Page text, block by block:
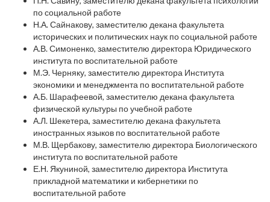
по социальной работе
Н.А. Сайнакову, заместителю декана факультета
исторических и политических наук по социальной работе
А.В. Симоненко, заместителю директора Юридического
института по воспитательной работе
М.Э. Черняку, заместителю директора Института
экономики и менеджмента по воспитательной работе
А.Б. Шарафеевой, заместителю декана факультета
физической культуры по учебной работе
А.Л. Шекетера, заместителю декана факультета
иностранных языков по воспитательной работе
М.В. Щербакову, заместителю директора Биологического
института по воспитательной работе
Е.Н. Якуниной, заместителю директора Института
прикладной математики и кибернетики по
воспитательной работе